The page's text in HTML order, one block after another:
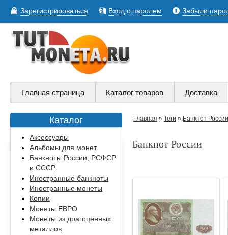
Зарегистрироваться Вход с паролем Забыли
Главная страница Каталог товаров Доставка
Каталог
Аксессуары
Альбомы для монет
Банкноты России, РСФСР
и СССР
Иностранные банкноты
Иностранные монеты
Копии
Монеты ЕВРО
Монеты из драгоценных
металлов
Главная » Теги » Банкнот России
Банкнот России